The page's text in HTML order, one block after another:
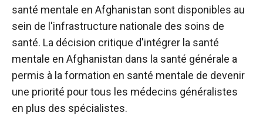
santé mentale en Afghanistan sont disponibles au
sein de l'infrastructure nationale des soins de
santé. La décision critique d'intégrer la santé
mentale en Afghanistan dans la santé générale a
permis à la formation en santé mentale de devenir
une priorité pour tous les médecins généralistes
en plus des spécialistes.